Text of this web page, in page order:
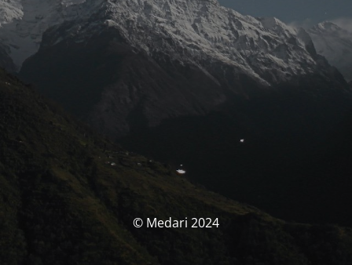
© Medari 2024